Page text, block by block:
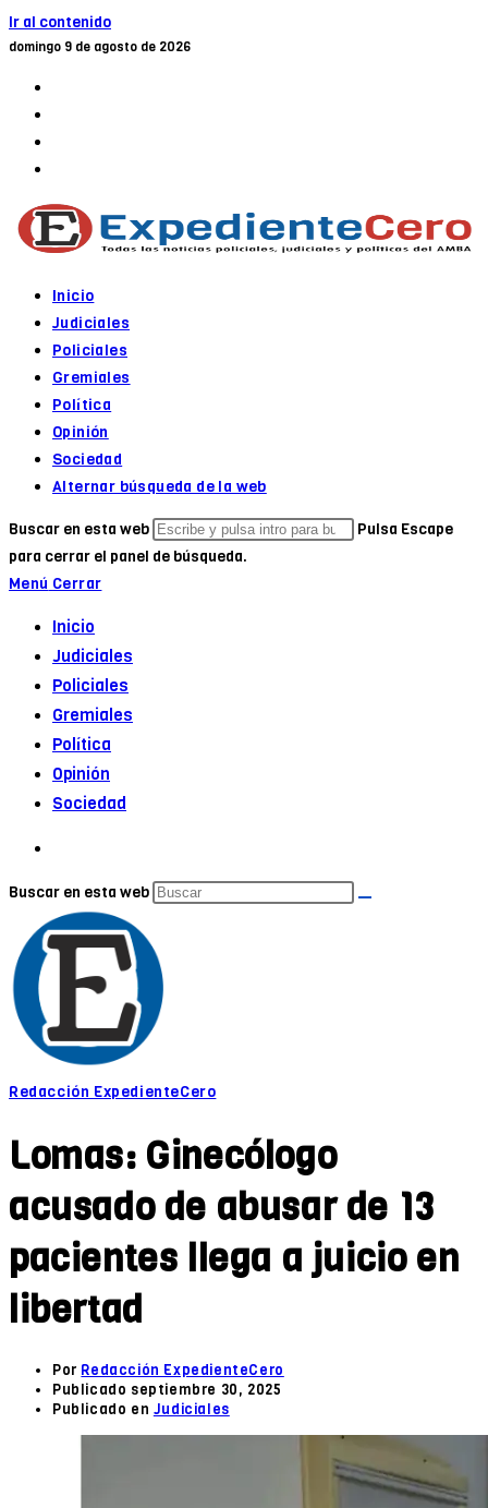
Ir al contenido
domingo 9 de agosto de 2026
Inicio
Judiciales
Policiales
Gremiales
Política
Opinión
Sociedad
Alternar búsqueda de la web
Buscar en esta web
Pulsa Escape
para cerrar el panel de búsqueda.
Menú Cerrar
Inicio
Judiciales
Policiales
Gremiales
Política
Opinión
Sociedad
Buscar en esta web
Redacción ExpedienteCero
Lomas: Ginecólogo
acusado de abusar de 13
pacientes llega a juicio en
libertad
Por Redacción ExpedienteCero
Publicado septiembre 30, 2025
Publicado en Judiciales